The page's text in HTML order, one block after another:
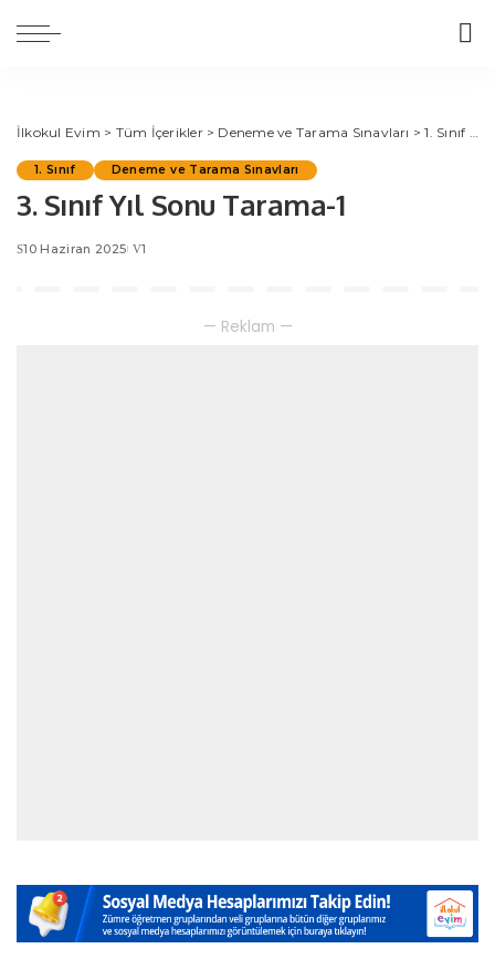
İlkokul Evim > Tüm İçerikler> Deneme ve Tarama Sınavları >1. Sınıf
1. Sınıf Deneme ve Tarama Sınavları
3. Sınıf Yıl Sonu Tarama-1
10 Haziran 2025 1
— Reklam —